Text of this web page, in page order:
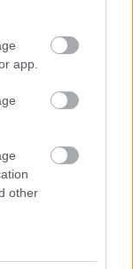
app.
other
rendszerek
válaszokat
valószínűségi
új
mit tekintünk
a
Az